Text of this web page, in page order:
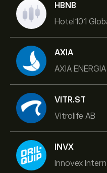
HBNB
Hotel101
AXIA
AXIA
VITR.ST
Vitrolife AB
INVX
Innovex